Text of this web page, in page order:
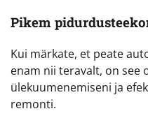
Pikem
Kui märkate, et peate
enam nii teravalt, on see
ülekuumenemiseni ja
remonti.